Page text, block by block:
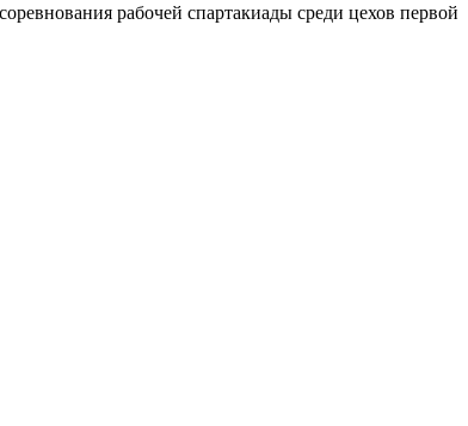
рабочей спартакиады среди цехов первой